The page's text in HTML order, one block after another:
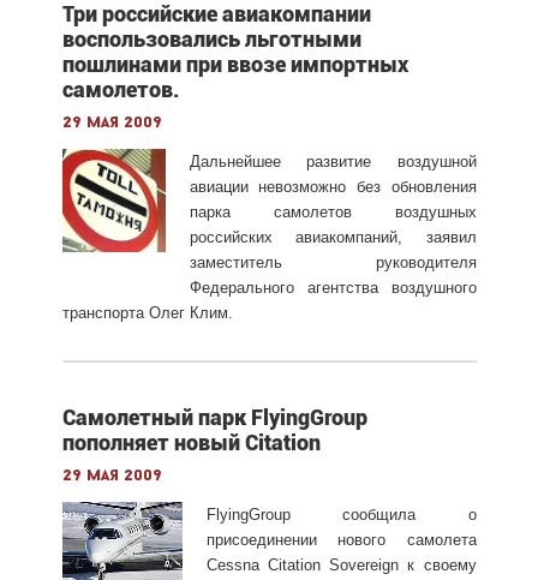
Три российские авиакомпании
воспользовались льготными
пошлинами при ввозе импортных
самолетов.
29 мая 2009
Дальнейшее развитие воздушной
авиации невозможно без обновления
парка самолетов воздушных
российских авиакомпаний, заявил
заместитель руководителя
Федерального агентства воздушного
транспорта Олег Клим.
Самолетный парк FlyingGroup
пополняет новый Citation
29 мая 2009
FlyingGroup сообщила о
присоединении нового самолета
Cessna Citation Sovereign к своему